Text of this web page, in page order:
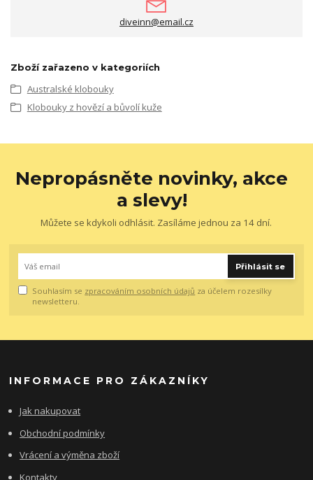
diveinn@email.cz
Zboží zařazeno v kategoriích
Australské klobouky
Klobouky z hovězí a bůvolí kuže
Nepropásněte novinky, akce
a slevy!
Můžete se kdykoli odhlásit. Zasíláme jednou za 14 dní.
Přihlásit se
Souhlasím se zpracováním osobních údajů za účelem rozesílky
newsletteru.
INFORMACE PRO ZÁKAZNÍKY
Jak nakupovat
Obchodní podmínky
Vrácení a výměna zboží
Kontakty